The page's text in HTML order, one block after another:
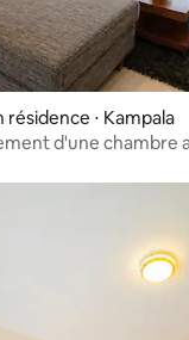
⋅ Kampala
d'une chambre